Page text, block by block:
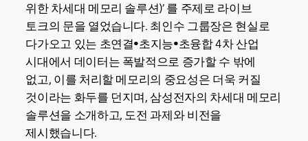
위한 차세대 메모리 솔루션)’ 를 주제로 라이브
토크의 문을 열었습니다. 최인수 그룹장은 현실로
다가오고 있는 초연결•초지능•초융합 4차 산업
시대에서 데이터는 폭발적으로 증가할 수 밖에
없고, 이를 처리할 메모리의 중요성은 더욱 커질
것이라는 화두를 던지며, 삼성전자의 차세대 메모리
솔루션을 소개하고, 도전 과제와 비전을
제시했습니다.